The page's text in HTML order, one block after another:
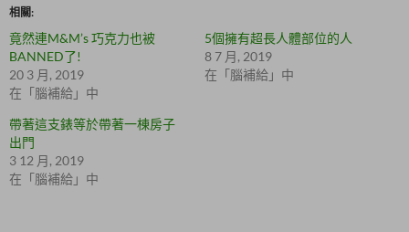
e
r
(
在
新
視
窗
開
a
c
o
k
在
中
開
相關
竟然連M&M’s 巧克力也被
BANNED了!
20 3 月, 2019
在「腦補給」中
5個擁有超長人體部位的人
8 7 月, 2019
在「腦補給」中
帶著這支錶等於帶著一棟房子
出門
3 12 月, 2019
在「腦補給」中